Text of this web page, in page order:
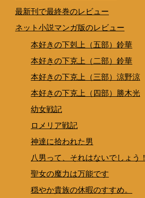
最新刊で最終巻のレビュー
ネット小説マンガ版のレビュー
本好きの下剋上（五部）鈴華
本好きの下克上（二部）鈴華
本好きの下克上（三部）涼野涼
本好きの下克上（四部）勝木光
幼女戦記
ロメリア戦記
神達に拾われた男
八男って、それはないでしょう！
聖女の魔力は万能です
穏やか貴族の休暇のすすめ。